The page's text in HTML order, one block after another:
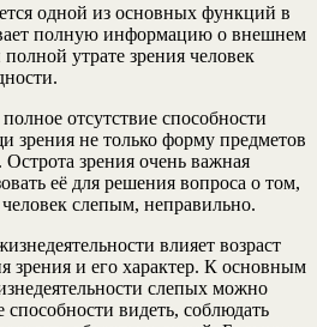
одной из основных функций в
полную информацию о внешнем
утрате зрения человек
отсутствие способности
зрения не только форму предметов
зрения очень важная
её для решения вопроса о том,
слепым, неправильно.
влияет возраст
зрения и его характер. К основным
слепых можно
видеть, соблюдать